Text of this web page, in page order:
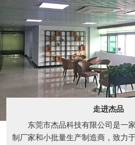
走进杰品
东莞市杰品科技有限公司是一家
制厂家和小批量生产制造商，致力